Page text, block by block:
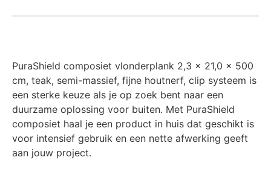
PuraShield composiet vlonderplank 2,3 x 21,0 x 500
cm, teak, semi-massief, fijne houtnerf, clip systeem is
een sterke keuze als je op zoek bent naar een
duurzame oplossing voor buiten. Met PuraShield
composiet haal je een product in huis dat geschikt is
voor intensief gebruik en een nette afwerking geeft
aan jouw project.